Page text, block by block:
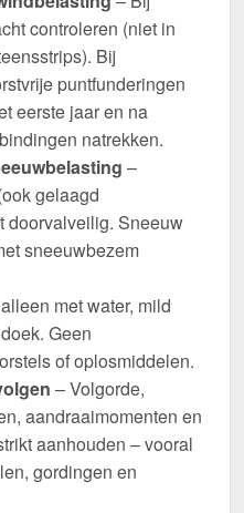
controleren (niet in
Bij
puntfunderingen
eerste jaar en na
natrekken.
–
gelaagd
doorvalveilig. Sneeuw
sneeuwbezem
met water, mild
Geen
of oplosmiddelen.
– Volgorde,
aandraaimomenten en
aanhouden – vooral
gordingen en